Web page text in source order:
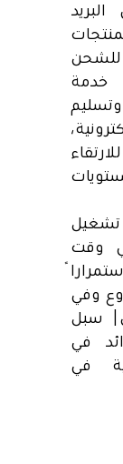
خدمة
تشغيل
وقت
وفي
سبل
في
في